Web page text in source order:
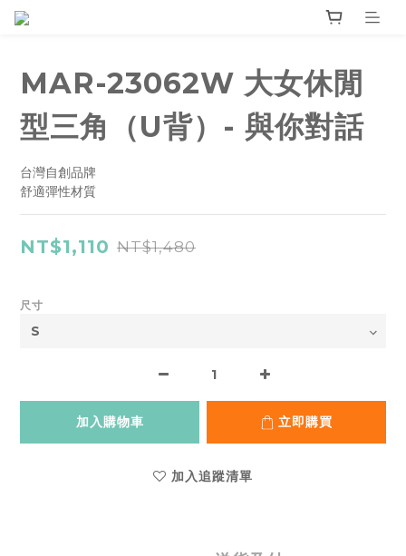
MAR-23062W 大女休閒
型三角（U背）- 與你對話
台灣自創品牌
舒適彈性材質
NT$1,110 NT$1,480
尺寸
加入購物車 立即購買
加入追蹤清單